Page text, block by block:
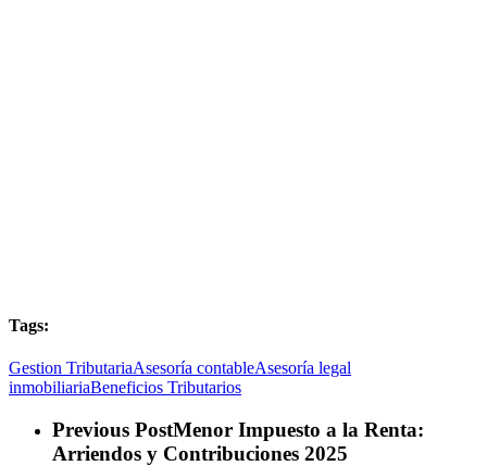
Tags:
Gestion TributariaAsesoría contableAsesoría legal
inmobiliariaBeneficios Tributarios
Previous PostMenor Impuesto a la Renta:
Arriendos y Contribuciones 2025